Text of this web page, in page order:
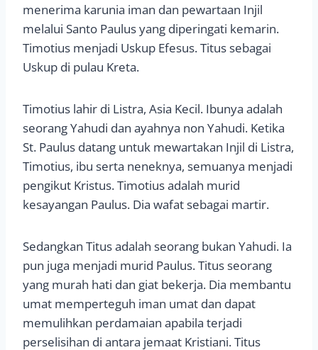
menerima karunia iman dan pewartaan Injil
melalui Santo Paulus yang diperingati kemarin.
Timotius menjadi Uskup Efesus. Titus sebagai
Uskup di pulau Kreta.
Timotius lahir di Listra, Asia Kecil. Ibunya adalah
seorang Yahudi dan ayahnya non Yahudi. Ketika
St. Paulus datang untuk mewartakan Injil di Listra,
Timotius, ibu serta neneknya, semuanya menjadi
pengikut Kristus. Timotius adalah murid
kesayangan Paulus. Dia wafat sebagai martir.
Sedangkan Titus adalah seorang bukan Yahudi. Ia
pun juga menjadi murid Paulus. Titus seorang
yang murah hati dan giat bekerja. Dia membantu
umat memperteguh iman umat dan dapat
memulihkan perdamaian apabila terjadi
perselisihan di antara jemaat Kristiani. Titus